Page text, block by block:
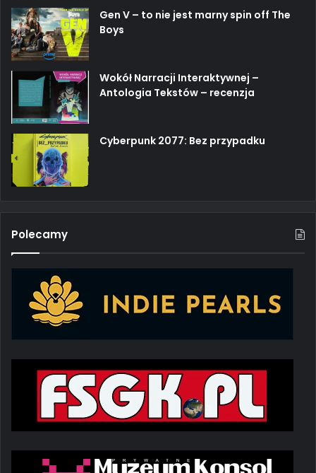
Gen V – to nie jest marny spin off The
Boys
Wokół Narracji Interaktywnej –
Antologia Tekstów – recenzja
Cyberpunk 2077: Bez przypadku
Polecamy